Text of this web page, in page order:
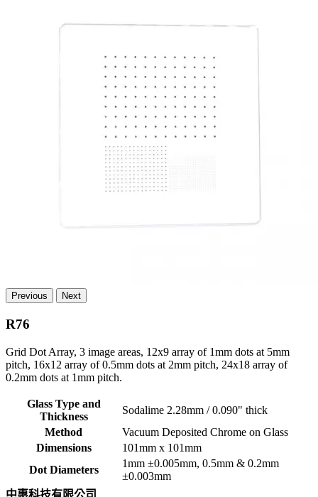
Previous Next
R76
Grid Dot Array, 3 image areas, 12x9 array of 1mm dots at 5mm
pitch, 16x12 array of 0.5mm dots at 2mm pitch, 24x18 array of
0.2mm dots at 1mm pitch.
Glass Type and
Thickness
Sodalime 2.28mm / 0.090" thick
Method
Vacuum Deposited Chrome on Glass
Dimensions
101mm x 101mm
Dot Diameters
1mm ±0.005mm, 0.5mm & 0.2mm
±0.003mm
中惠科技有限公司